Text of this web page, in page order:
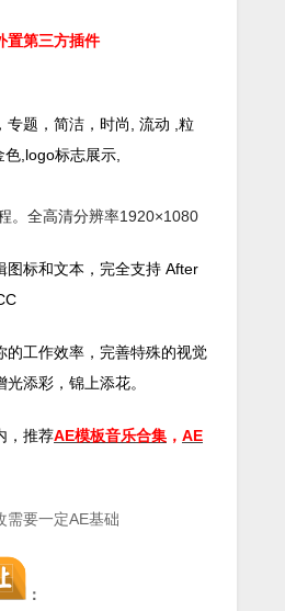
置第三方插件
专题，简洁，时尚, 流动 ,粒
,logo标志展示,
。全高清分辨率1920×1080
图标和文本，完全支持 After
的工作效率，完善特殊的视觉
添彩，锦上添花。
，推荐AE模板音乐合集 ， AE
需要一定AE基础
：